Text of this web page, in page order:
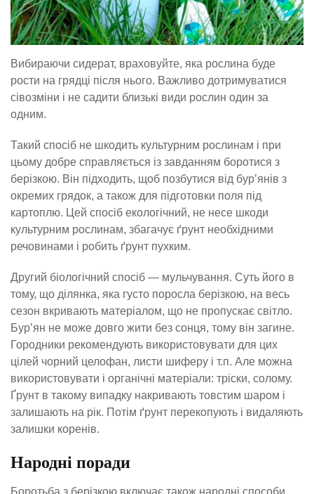
Вибираючи сидерат, враховуйте, яка рослина буде
рости на грядці після нього. Важливо дотримуватися
сівозміни і не садити близькі види рослин один за
одним.
Такий спосіб не шкодить культурним рослинам і при
цьому добре справляється із завданням боротися з
берізкою. Він підходить, щоб позбутися від бур’янів з
окремих грядок, а також для підготовки поля під
картоплю. Цей спосіб екологічний, не несе шкоди
культурним рослинам, збагачує ґрунт необхідними
речовинами і робить ґрунт пухким.
Другий біологічний спосіб — мульчування. Суть його в
тому, що ділянка, яка густо поросла берізкою, на весь
сезон вкривають матеріалом, що не пропускає світло.
Бур’ян не може довго жити без сонця, тому він загине.
Городники рекомендують використовувати для цих
цілей чорний целофан, листи шиферу і т.п. Але можна
використовувати і органічні матеріали: тріски, солому.
Ґрунт в такому випадку накривають товстим шаром і
залишають на рік. Потім ґрунт перекопують і видаляють
залишки коренів.
Народні поради
Боротьба з берізкою включає також народні способи.